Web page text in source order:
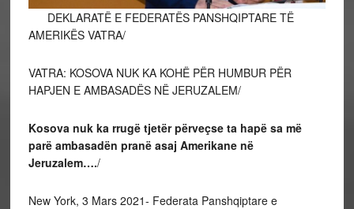
DEKLARATË E FEDERATËS PANSHQIPTARE TË
AMERIKËS VATRA/
VATRA: KOSOVA NUK KA KOHË PËR HUMBUR PËR
HAPJEN E AMBASADËS NË JERUZALEM/
Kosova nuk ka rrugë tjetër përveçse ta hapë sa më
parë ambasadën pranë asaj Amerikane në
Jeruzalem…./
New York, 3 Mars 2021- Federata Panshqiptare e